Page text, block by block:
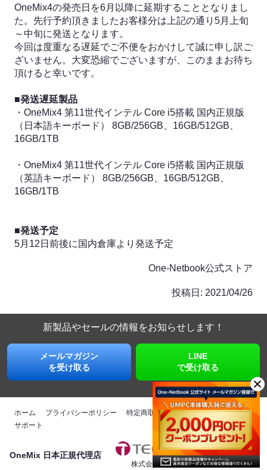
OneMix4の発売日を6月以降に延期することとなりまし
た。先行予約頂きましたお客様分は上記の通り5月上旬
～中旬に発送となります。
今回は度重なる遅延でご不便をおかけして誠に申し訳ご
ざいません。大変恐縮でございますが、このままお待ち
頂けると幸いです。
■発送遅延製品
・OneMix4 第11世代インテル Core i5搭載 国内正規版
（日本語キーボード） 8GB/256GB、16GB/512GB、
16GB/1TB
・OneMix4 第11世代インテル Core i5搭載 国内正規版
（英語キーボード） 8GB/256GB、16GB/512GB、
16GB/1TB
■発送予定
5月12日前後に国内倉庫より発送予定
One-Netbook公式ストア
投稿日: 2021/04/26
新製品やセールの情報をお知らせします！
メールマガジン
を受け取る
LINE
で受け取る
ホーム プライバシーポリシー 特定商取引法に基づく表記
運営会社
サポート
OneMix 日本正規代理店
株式会社テックワン